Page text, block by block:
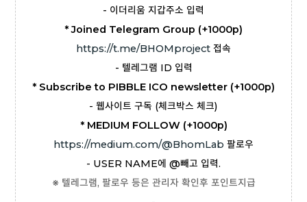
- 이더리움 지갑주소 입력
* Joined Telegram Group (+1000p)
https://t.me/BHOMproject 접속
- 텔레그램 ID 입력
* Subscribe to PIBBLE ICO newsletter (+1000p)
- 웹사이트 구독 (체크박스 체크)
* MEDIUM FOLLOW (+1000p)
https://medium.com/@BhomLab 팔로우
- USER NAME에 @빼고 입력.
※ 텔레그램, 팔로우 등은 관리자 확인후 포인트지급